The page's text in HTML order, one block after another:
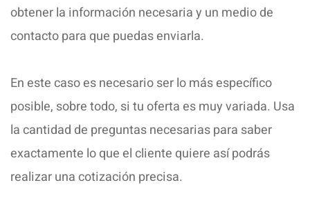
obtener la información necesaria y un medio de
contacto para que puedas enviarla.
En este caso es necesario ser lo más específico
posible, sobre todo, si tu oferta es muy variada. Usa
la cantidad de preguntas necesarias para saber
exactamente lo que el cliente quiere así podrás
realizar una cotización precisa.